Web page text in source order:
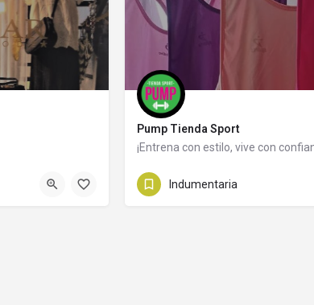
Pump Tienda Sport
¡Entrena con estilo, vive con
Capilla del Monte
Indumentaria